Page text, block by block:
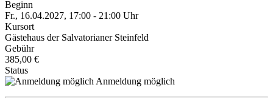
Beginn
Fr., 16.04.2027, 17:00 - 21:00 Uhr
Kursort
Gästehaus der Salvatorianer Steinfeld
Gebühr
385,00 €
Status
Anmeldung möglich